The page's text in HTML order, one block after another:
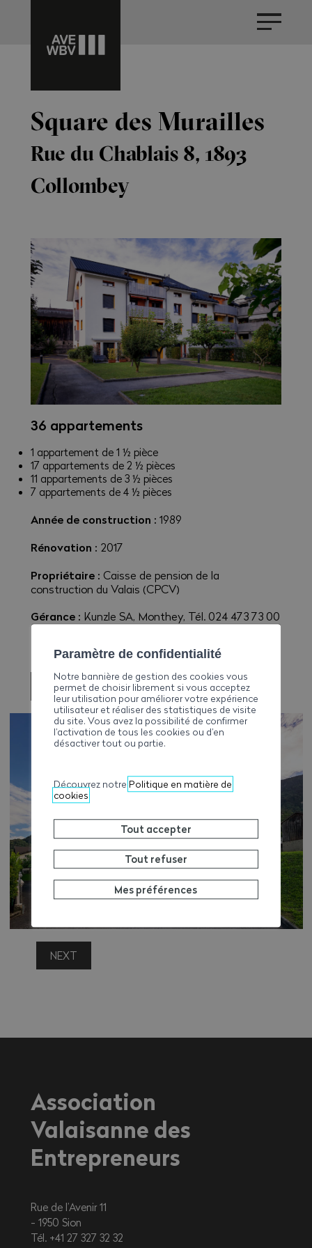
Square des Murailles
Rue du Chablais 8, 1893
Collombey
36 appartements
1 appartement de 1 ½ pièce
17 appartements de 2 ½ pièces
11 appartements de 3 ½ pièces
7 appartements de 4 ½ pièces
Année de construction : 1989
Rénovation : 2017
Propriétaire : Caisse de pension de la
construction du Valais (CPCV)
Gérance : Kunzle SA, Monthey, Tél. 024 473 73 00
PREVIOUS
NEXT
Association
Valaisanne des
Entrepreneurs
Rue de l’Avenir 11
1950 Sion
Tél. +41 27 327 32 32
Paramètre de confidentialité
Notre bannière de gestion des cookies vous
permet de choisir librement si vous acceptez
leur utilisation pour améliorer votre expérience
utilisateur et réaliser des statistiques de visite
du site. Vous avez la possibilité de confirmer
l’activation de tous les cookies ou d’en
désactiver tout ou partie.
Découvrez notre Politique en matière de
cookies
Tout accepter
Tout refuser
Mes préférences